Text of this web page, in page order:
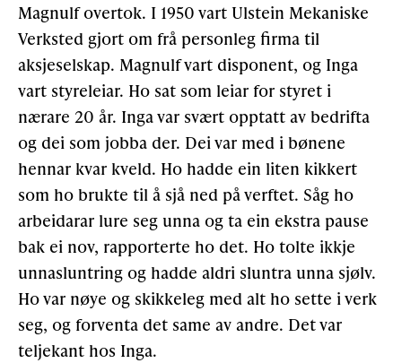
Magnulf overtok. I 1950 vart Ulstein Mekaniske
Verksted gjort om frå personleg firma til
aksjeselskap. Magnulf vart disponent, og Inga
vart styreleiar. Ho sat som leiar for styret i
nærare 20 år. Inga var svært opptatt av bedrifta
og dei som jobba der. Dei var med i bønene
hennar kvar kveld. Ho hadde ein liten kikkert
som ho brukte til å sjå ned på verftet. Såg ho
arbeidarar lure seg unna og ta ein ekstra pause
bak ei nov, rapporterte ho det. Ho tolte ikkje
unnasluntring og hadde aldri sluntra unna sjølv.
Ho var nøye og skikkeleg med alt ho sette i verk
seg, og forventa det same av andre. Det var
teljekant hos Inga.